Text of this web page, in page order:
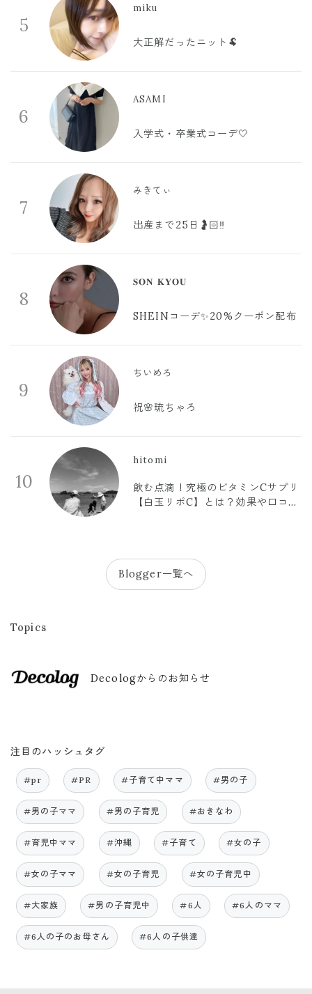
5
miku
大正解だったニット🐏
6
ASAMI
入学式・卒業式コーデ🤍
7
みきてぃ
出産まで25日🤰🏻‼️
8
𝐒𝐎𝐍 𝐊𝐘𝐎𝐔
SHEINコーデ✨20%クーポン配布
9
ちいめろ
祝🌸琉ちゃろ
10
hitomi
飲む点滴！究極のビタミンCサプリ
【白玉リポC】とは？効果や口コミ
Blogger一覧へ
Topics
Decologからのお知らせ
注目のハッシュタグ
#pr #PR #子育て中ママ #男の子
#男の子ママ #男の子育児 #おきなわ
#育児中ママ #沖縄 #子育て #女の子
#女の子ママ #女の子育児 #女の子育児中
#大家族 #男の子育児中 #6人 #6人のママ
#6人の子のお母さん #6人の子供達